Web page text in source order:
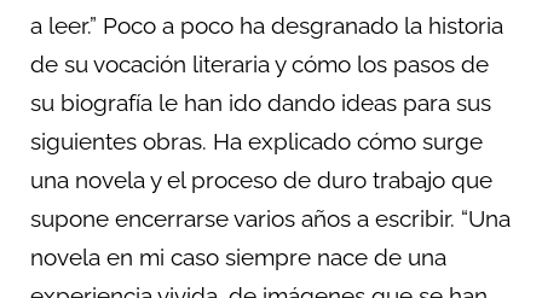
a leer.” Poco a poco ha desgranado la historia
de su vocación literaria y cómo los pasos de
su biografía le han ido dando ideas para sus
siguientes obras. Ha explicado cómo surge
una novela y el proceso de duro trabajo que
supone encerrarse varios años a escribir. “Una
novela en mi caso siempre nace de una